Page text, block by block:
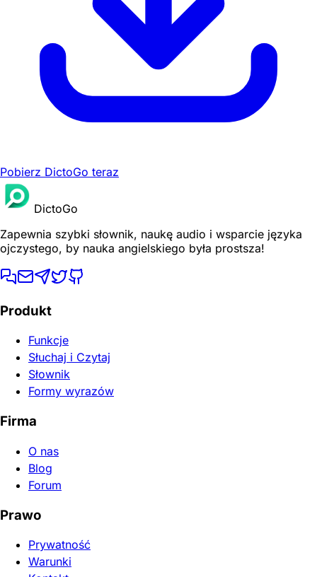
Pobierz DictoGo teraz
DictoGo
Zapewnia szybki słownik, naukę audio i wsparcie języka
ojczystego, by nauka angielskiego była prostsza!
Produkt
Funkcje
Słuchaj i Czytaj
Słownik
Formy wyrazów
Firma
O nas
Blog
Forum
Prawo
Prywatność
Warunki